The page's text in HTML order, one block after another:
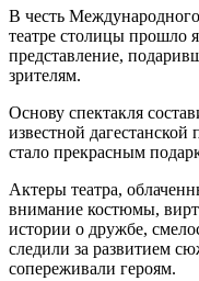
В честь
театре столицы прошло
представление,
зрителям.
Основу спектакля
известной
стало прекрасным
Актеры театра,
внимание костюмы,
истории о дружбе,
следили за развитием
сопереживали героям.